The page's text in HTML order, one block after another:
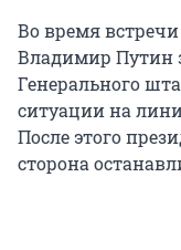
Во время
Владимир Путин
Генерального
ситуации на
После этого
сторона